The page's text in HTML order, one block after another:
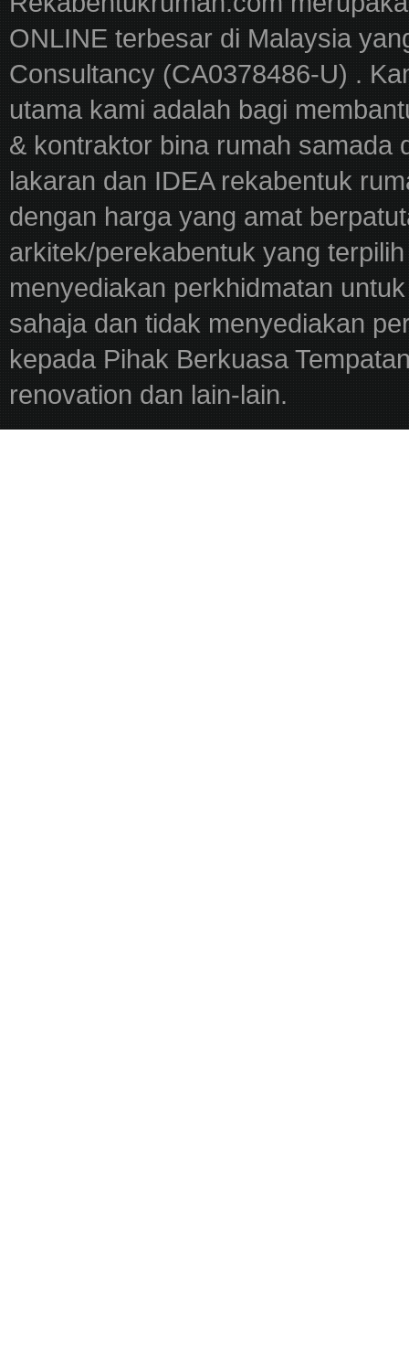
ONLINE terbesar di Malaysia
Consultancy (CA0378486-U) .
utama kami adalah bagi
& kontraktor bina rumah samada
lakaran dan IDEA rekabentuk
dengan harga yang amat
arkitek/perekabentuk yang
menyediakan perkhidmatan
sahaja dan tidak menyediakan
kepada Pihak Berkuasa
renovation dan lain-lain.